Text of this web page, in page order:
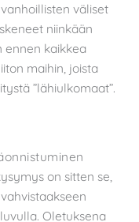
väliset
niinkään
ennen kaikkea
maihin, joista
”lähiulkomaat”.
on sitten se,
Oletuksena